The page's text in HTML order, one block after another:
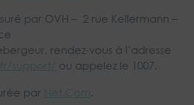
par OVH – 2 rue Kellermann –
rendez-vous à l’adresse
support/ ou appelez le 1007.
par
Net.Com.